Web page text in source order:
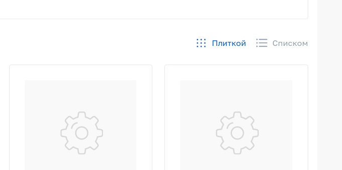
Плиткой Списком